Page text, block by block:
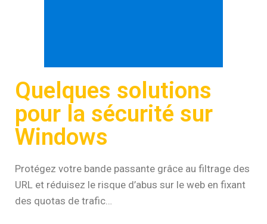
Quelques solutions
pour la sécurité sur
Windows
Protégez votre bande passante grâce au filtrage des
URL et réduisez le risque d’abus sur le web en fixant
des quotas de trafic…